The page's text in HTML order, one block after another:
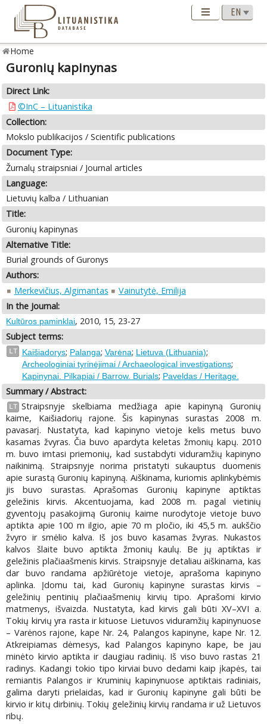
Home
Guronių kapinynas
Direct Link:
©InC – Lituanistika
Collection:
Mokslo publikacijos / Scientific publications
Document Type:
Žurnalų straipsniai / Journal articles
Language:
Lietuvių kalba / Lithuanian
Title:
Guronių kapinynas
Alternative Title:
Burial grounds of Guronys
Authors:
Merkevičius, Algimantas
Vainutytė, Emilija
In the Journal:
Kultūros paminklai, 2010, 15, 23-27
Subject terms:
LT Kaišiadorys; Palanga; Varėna; Lietuva (Lithuania);
Archeologiniai tyrinėjimai / Archaeological investigations;
Kapinynai. Pilkapiai / Barrow. Burials; Paveldas / Heritage.
Summary / Abstract:
LT Straipsnyje skelbiama medžiaga apie kapinyną Guronių
kaime, Kaišiadorių rajone. Šis kapinynas surastas 2008 m.
pavasarį. Nustatyta, kad kapinyno vietoje kelis metus buvo
kasamas žvyras. Čia buvo apardyta keletas žmonių kapų. 2010
m. buvo imtasi priemonių, kad sustabdyti viduramžių kapinyno
naikinimą. Straipsnyje norima pristatyti sukauptus duomenis
apie surastą Guronių kapinyną. Aiškinama, kuriomis aplinkybėmis
jis buvo surastas. Aprašomas Guronių kapinyne aptiktas
geležinis kirvis. Akcentuojama, kad 2008 m. pagal vietinių
gyventojų pasakojimą Guronių kaime nurodytoje vietoje buvo
aptikta apie 100 m ilgio, apie 70 m pločio, iki 45,5 m. aukščio
žvyro ir smėlio kalva. Iš jos buvo kasamas žvyras. Nukastos
kalvos šlaite buvo aptikta žmonių kaulų. Be jų aptiktas ir
geležinis plačiaašmenis kirvis. Straipsnyje detaliau aiškinama, kas
dar buvo randama apžiūrėtoje vietoje, aprašoma kapinyno
aplinka. Įdomu tai, kad Guronių kapinyne surastas kirvis –
geležinių pentinių plačiaašmenių kirvių tipo. Aprašomi kirvio
matmenys, išvaizda. Nustatyta, kad kirvis gali būti XV–XVI a.
Tokių kirvių yra rasta ir kituose Lietuvos viduramžių kapinynuose
– Varėnos rajone, kape Nr. 24, Palangos kapinyne, kape Nr. 12.
Atkreipiamas dėmesys, kad Palangos kapinyno kape, be jau
minėto kirvio aptikta ir daugiau radinių. Iš viso buvo rastas 21
radinys. Kadangi tokio tipo kirviai buvo dedami kaip įkapės, tai
remiantis Palangos ir Kruminių kapinynuose aptiktais radiniais,
galima daryti prielaidas, kad ir Guronių kapinyne gali būti be
kirvio ir kitų dirbinių. Tokių geležinių kirvių randama ir už Lietuvos
ribų.